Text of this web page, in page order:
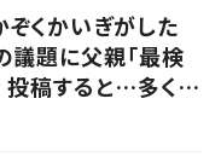
ぞくかいぎがした
議題に父親「最検
投稿すると…多くの